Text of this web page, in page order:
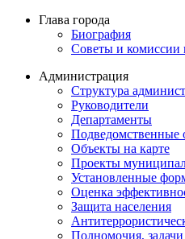
Глава города
Биография
Советы и комиссии
Администрация
Структура
Руководители
Департаменты
Подведомственные
Объекты на карте
Проекты
Установленные
Оценка
Защита населения
Полномочия,